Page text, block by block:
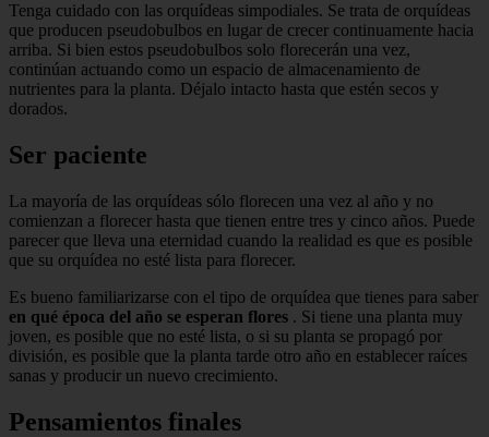
Tenga cuidado con las orquídeas simpodiales. Se trata de orquídeas
que producen pseudobulbos en lugar de crecer continuamente hacia
arriba. Si bien estos pseudobulbos solo florecerán una vez,
continúan actuando como un espacio de almacenamiento de
nutrientes para la planta. Déjalo intacto hasta que estén secos y
dorados.
Ser paciente
La mayoría de las orquídeas sólo florecen una vez al año y no
comienzan a florecer hasta que tienen entre tres y cinco años. Puede
parecer que lleva una eternidad cuando la realidad es que es posible
que su orquídea no esté lista para florecer.
Es bueno familiarizarse con el tipo de orquídea que tienes para saber
en qué época del año se esperan flores . Si tiene una planta muy
joven, es posible que no esté lista, o si su planta se propagó por
división, es posible que la planta tarde otro año en establecer raíces
sanas y producir un nuevo crecimiento.
Pensamientos finales